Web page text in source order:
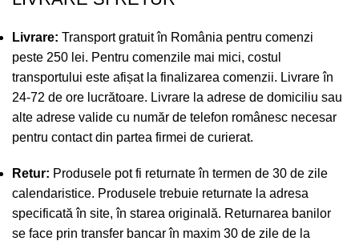
Livrare: Transport gratuit în România pentru comenzi
peste 250 lei. Pentru comenzile mai mici, costul
transportului este afișat la finalizarea comenzii. Livrare în
24-72 de ore lucrătoare. Livrare la adrese de domiciliu sau
alte adrese valide cu număr de telefon românesc necesar
pentru contact din partea firmei de curierat.
Retur: Produsele pot fi returnate în termen de 30 de zile
calendaristice. Produsele trebuie returnate la adresa
specificată în site, în starea originală. Returnarea banilor
se face prin transfer bancar în maxim 30 de zile de la